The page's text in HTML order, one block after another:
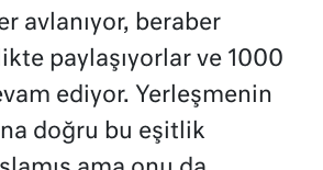
avlanıyor, beraber
paylaşıyorlar ve 1000
ediyor. Yerleşmenin
doğru bu eşitlik